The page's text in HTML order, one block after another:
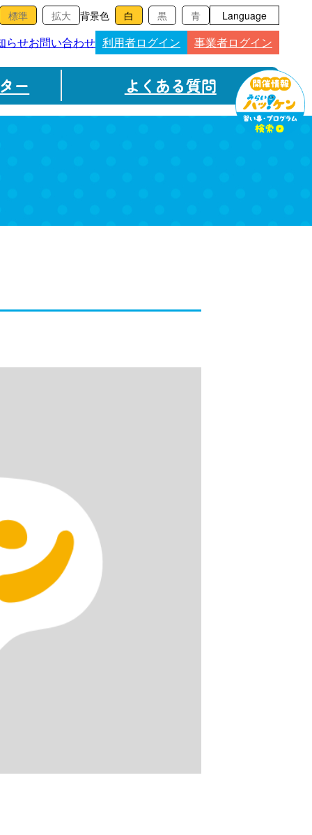
背景色 Language
らせお問い合わせ 利用者ログイン 事業者ログイン
ー よくある質問